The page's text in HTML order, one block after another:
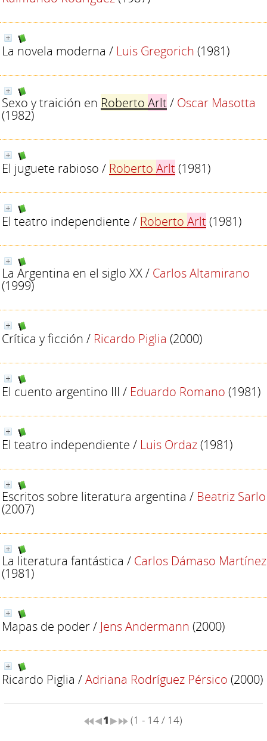
La novela moderna / Luis Gregorich (1981)
Sexo y traición en Roberto Arlt/ Oscar Masotta
(1982)
El juguete rabioso / Roberto Arlt(1981)
El teatro independiente / Roberto Arlt(1981)
La Argentina en el siglo XX/ Carlos Altamirano
(1999)
Crítica y ficción / Ricardo Piglia (2000)
El cuento argentino III / Eduardo Romano (1981)
El teatro independiente / Luis Ordaz(1981)
Escritos sobre literatura argentina / Beatriz Sarlo
(2007)
La literatura fantástica / Carlos Dámaso Martínez
(1981)
Mapas de poder/ Jens Andermann (2000)
Ricardo Piglia /Adriana Rodríguez Pérsico (2000)
1 (1 - 14 / 14)